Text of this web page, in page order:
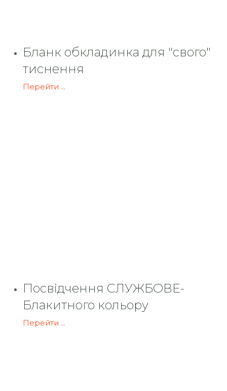
Бланк обкладинка для "свого"
тиснення
Перейти ...
Посвідчення СЛУЖБОВЕ-
Блакитного кольору
Перейти ...